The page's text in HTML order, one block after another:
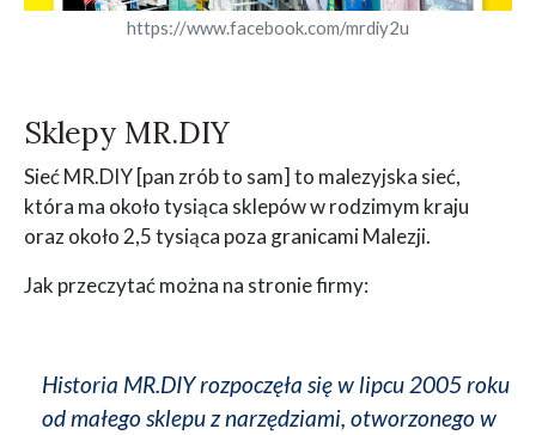
https://www.facebook.com/mrdiy2u
Sklepy MR.DIY
Sieć MR.DIY [pan zrób to sam] to malezyjska sieć,
która ma około tysiąca sklepów w rodzimym kraju
oraz około 2,5 tysiąca poza granicami Malezji.
Jak przeczytać można na stronie firmy:
Historia MR.DIY rozpoczęła się w lipcu 2005 roku
od małego sklepu z narzędziami, otworzonego w